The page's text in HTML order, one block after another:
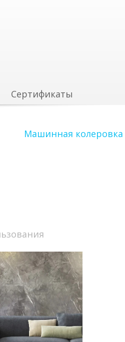
Сертификаты
Машинная колеровка